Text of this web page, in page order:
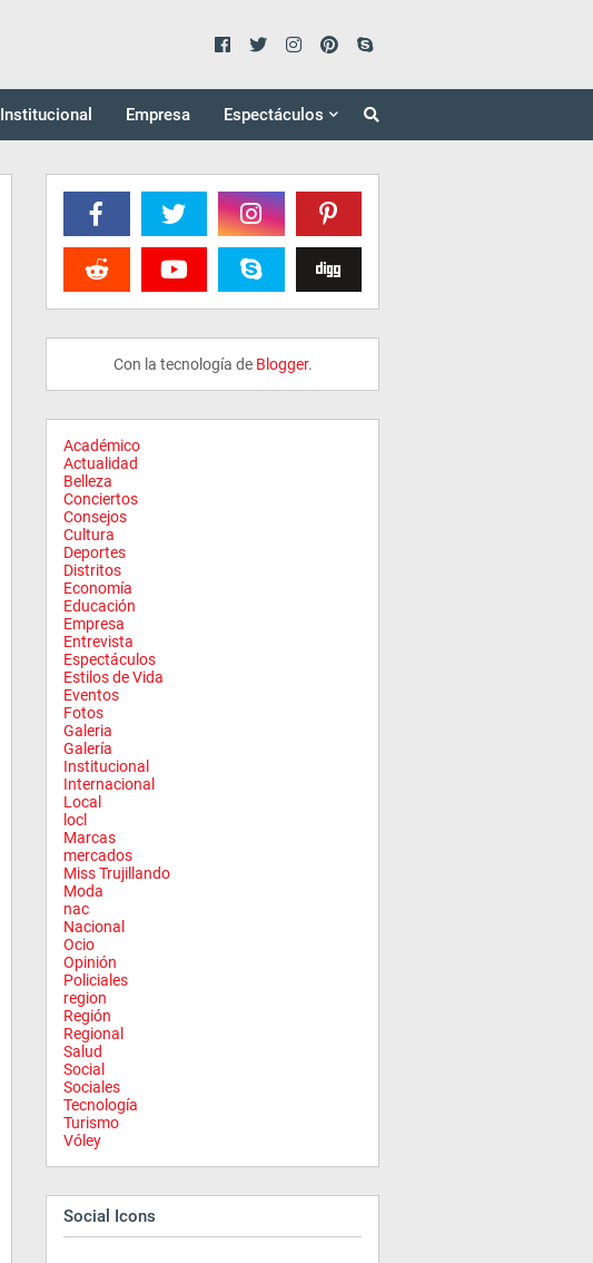
Institucional Empresa Espectáculos
Con la tecnología de Blogger.
Académico
Actualidad
Belleza
Conciertos
Consejos
Cultura
Deportes
Distritos
Economía
Educación
Empresa
Entrevista
Espectáculos
Estilos de Vida
Eventos
Fotos
Galeria
Galería
Institucional
Internacional
Local
locl
Marcas
mercados
Miss Trujillando
Moda
nac
Nacional
Ocio
Opinión
Policiales
region
Región
Regional
Salud
Social
Sociales
Tecnología
Turismo
Vóley
Social Icons